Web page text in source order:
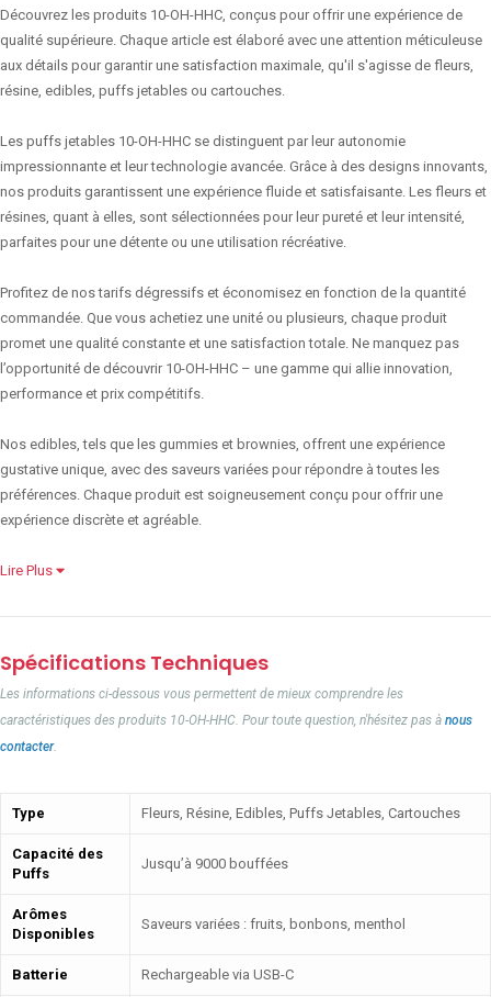
Découvrez les produits 10-OH-HHC, conçus pour offrir une expérience de
qualité supérieure. Chaque article est élaboré avec une attention méticuleuse
aux détails pour garantir une satisfaction maximale, qu'il s'agisse de fleurs,
résine, edibles, puffs jetables ou cartouches.
Les puffs jetables 10-OH-HHC se distinguent par leur autonomie
impressionnante et leur technologie avancée. Grâce à des designs innovants,
nos produits garantissent une expérience fluide et satisfaisante. Les fleurs et
résines, quant à elles, sont sélectionnées pour leur pureté et leur intensité,
parfaites pour une détente ou une utilisation récréative.
Profitez de nos tarifs dégressifs et économisez en fonction de la quantité
commandée. Que vous achetiez une unité ou plusieurs, chaque produit
promet une qualité constante et une satisfaction totale. Ne manquez pas
l’opportunité de découvrir 10-OH-HHC – une gamme qui allie innovation,
performance et prix compétitifs.
Nos edibles, tels que les gummies et brownies, offrent une expérience
gustative unique, avec des saveurs variées pour répondre à toutes les
préférences. Chaque produit est soigneusement conçu pour offrir une
expérience discrète et agréable.
Lire Plus
Spécifications Techniques
Les informations ci-dessous vous permettent de mieux comprendre les
caractéristiques des produits 10-OH-HHC. Pour toute question, n'hésitez pas à nous
contacter.
Type Fleurs, Résine, Edibles, Puffs Jetables, Cartouches
Capacité des
Puffs
Jusqu’à 9000 bouffées
Arômes
Disponibles
Saveurs variées : fruits, bonbons, menthol
Batterie Rechargeable via USB-C